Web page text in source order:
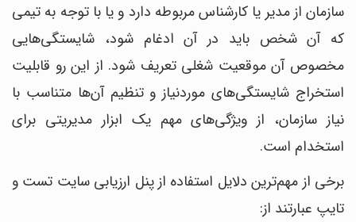
سازمان از مدیر یا کارشناس مربوطه دارد و یا با توجه به تیمی
که آن شخص باید در آن ادغام شود، شایستگی‌هایی
مخصوص آن موقعیت شغلی تعریف شود. از این رو قابلیت
استخراج شایستگی‌های موردنیاز و تنظیم آن‌ها متناسب با
نیاز سازمان، از ویژگی‌های مهم یک ابزار مدیریتی برای
استخدام است.
برخی از مهم‌ترین دلایل استفاده از پنل ارزیابی سایت تست و
تایپ عبارتند از: